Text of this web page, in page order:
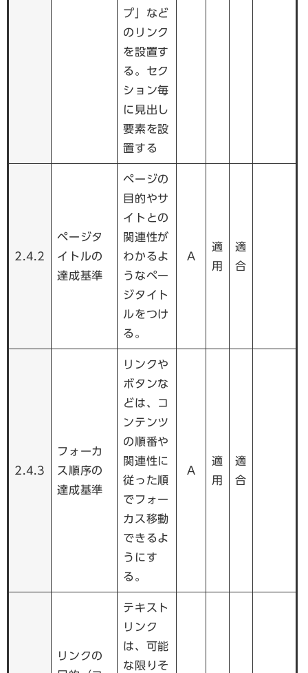
プ」など
のリンク
を設置す
る。セク
ション毎
に見出し
要素を設
置する
2.4.2
ページタ
イトルの
達成基準
ページの
目的やサ
イトとの
関連性が
わかるよ
うなペー
ジタイト
ルをつけ
る。
A
適
用
適
合
2.4.3
フォーカ
ス順序の
達成基準
リンクや
ボタンな
どは、コ
ンテンツ
の順番や
関連性に
従った順
でフォー
カス移動
できるよ
うにす
る。
A
適
用
適
合
リンクの
テキスト
リンク
は、可能
な限りそ